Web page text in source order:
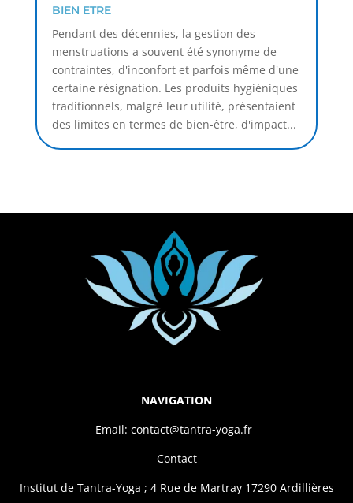
BIEN ETRE
Pendant des décennies, la gestion des
menstruations a souvent été synonyme de
contraintes, d'inconfort et parfois même d'une
certaine résignation. Les produits hygiéniques
traditionnels, malgré leur utilité, présentaient
des limites en termes de bien-être, d'impact...
NAVIGATION
Email: contact@tantra-yoga.fr
Contact
Institut de Tantra-Yoga ; 4 Rue de Martray 17290 Ardillières